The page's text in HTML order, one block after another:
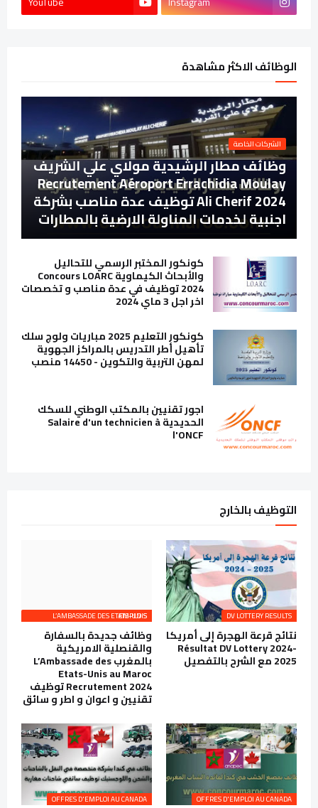
الوظائف الاكثر مشاهدة
الشركات الخاصة
وظائف مطار الرشيدية مولاي علي الشريف
Recrutement Aéroport Errachidia Moulay
Ali Cherif 2024 توظيف عدة مناصب بشركة
اجنبية لخدمات المناولة الارضية بالمطارات
كونكور المختبر الرسمي للتحاليل
والأبحاث الكيماوية Concours LOARC
2024 توظيف في عدة مناصب و تخصصات
اخر اجل 3 ماي 2024
كونكور التعليم 2025 مباريات ولوج سلك
تأهيل أطر التدريس بالمراكز الجهوية
لمهن التربية والتكوين - 14450 منصب
اجور تقنيين بالمكتب الوطني للسكك
الحديدية Salaire d'un technicien à
l'ONCF
التوظيف بالخارج
DV LOTTERY RESULTS
نتائج قرعة الهجرة إلى أمريكا
Résultat DV Lottery 2024-
2025 مع الشرح بالتفصيل
L’AMBASSADE DES ETATS-UNIS EMPLOIS
وظائف جديدة بالسفارة
والقنصلية الامريكية
بالمغرب L’Ambassade des
Etats-Unis au Maroc
Recrutement 2024 توظيف
تقنيين و اعوان و اطر و سائق
OFFRES D'EMPLOI AU CANADA
OFFRES D'EMPLOI AU CANADA